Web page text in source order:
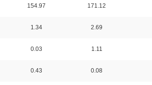
154.97 171.12
1.34 2.69
0.03 1.11
0.43 0.08